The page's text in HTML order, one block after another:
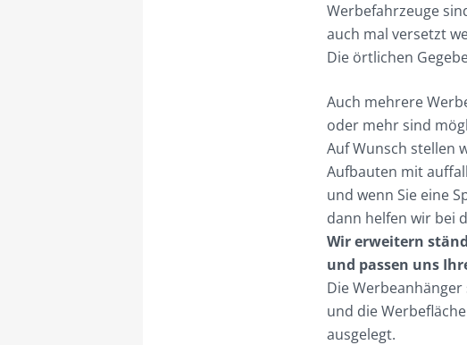
Werbefahrzeuge
auch mal versetzt
Die örtlichen
Auch mehrere
oder mehr sind
Auf Wunsch stellen
Aufbauten mit
und wenn Sie eine
dann helfen wir bei
Wir erweitern
und passen uns
Die
und die
ausgelegt.